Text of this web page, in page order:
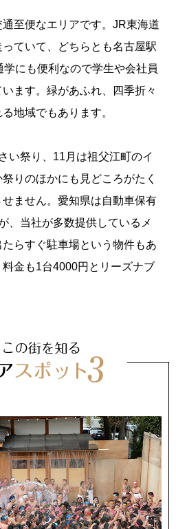
至便なエリアです。JR東海道
ていて、どちらとも名古屋駅
にも便利なので学生や会社員
ます。緑があふれ、四季折々
地域でもあります。
い祭り、11月は祖父江町のイ
りのほかにも見どころがたく
ません。愛知県は自動車保有
、当社が多数提供しているメ
らすぐ駐車場という物件もあ
金も1台4000円とリーズナブ